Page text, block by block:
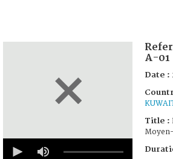
seconds
A-01
Date :
Title :